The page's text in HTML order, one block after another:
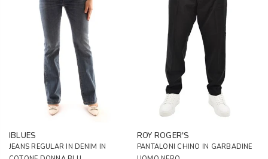
IBLUES
JEANS REGULAR IN DENIM IN
ROY ROGER'S
PANTALONI CHINO IN GARBADINE